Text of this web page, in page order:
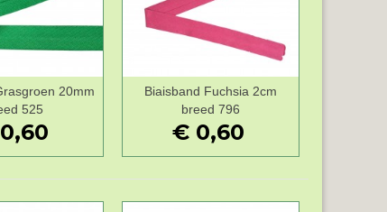
Wenslijst
20mm
525
Wenslijst
Biaisband Fuchsia 2cm
breed 796
€ 0,60